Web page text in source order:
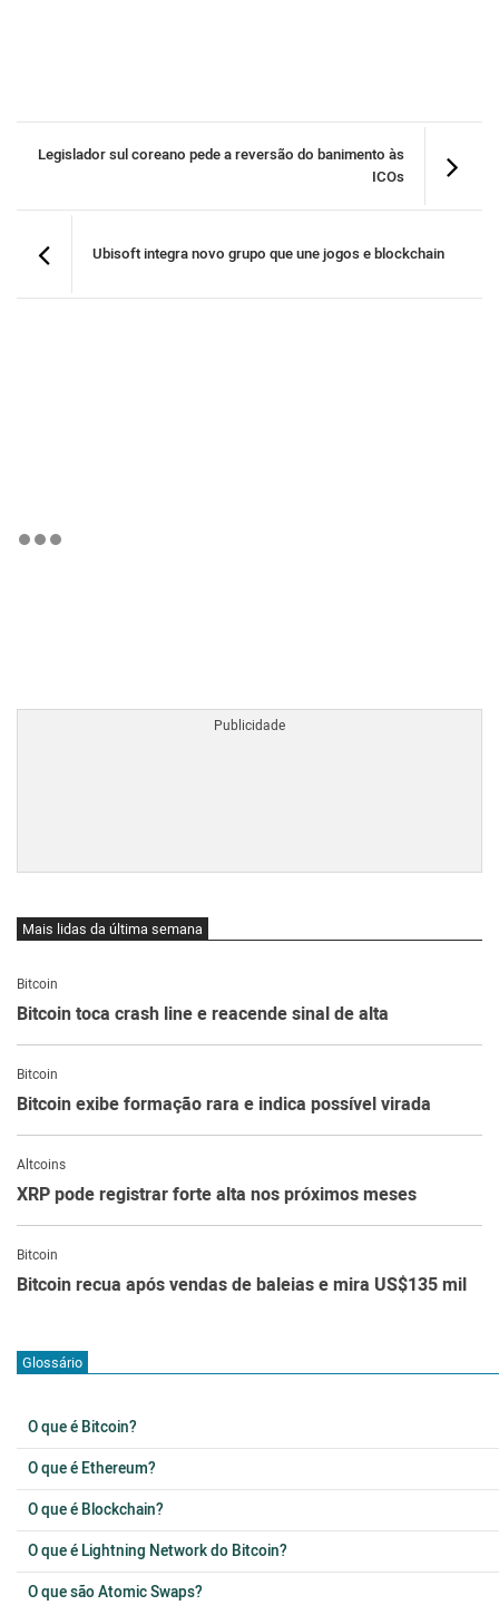
Legislador sul coreano pede a reversão do banimento às
ICOs
Ubisoft integra novo grupo que une jogos e blockchain
Mais lidas da última semana
Bitcoin
Bitcoin toca crash line e reacende sinal de alta
Bitcoin
Bitcoin exibe formação rara e indica possível virada
Altcoins
XRP pode registrar forte alta nos próximos meses
Bitcoin
Bitcoin recua após vendas de baleias e mira US$135 mil
Glossário
O que é Bitcoin?
O que é Ethereum?
O que é Blockchain?
O que é Lightning Network do Bitcoin?
O que são Atomic Swaps?